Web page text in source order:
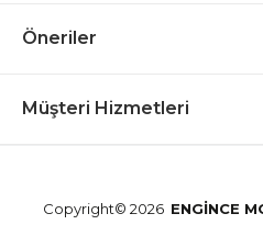
Öneriler
Müşteri Hizmetleri
Copyright© 2026 ENGİNCE